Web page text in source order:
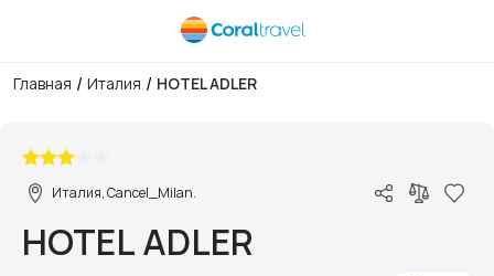
Главная / Италия / HOTEL ADLER
Италия, Cancel_Milan.
HOTEL ADLER